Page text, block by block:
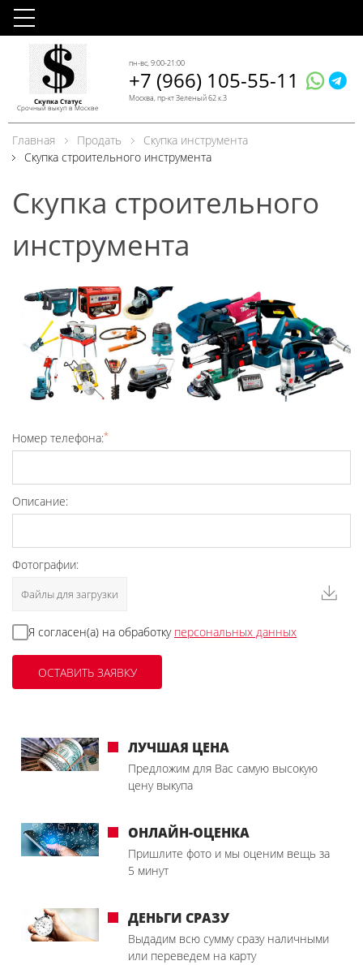
Скупка Статус
Срочный выкуп в Москве
пн-вс, 9:00-21:00
+7 (966) 105-55-11
Москва, пр-кт Зеленый 62 к.3
Главная Продать
Скупка инструмента
Скупка строительного инструмента
Скупка строительного
инструмента
Номер телефона:*
Описание:
Фотографии:
Файлы для загрузки
Я согласен(а) на обработку персональных данных
ЛУЧШАЯ ЦЕНА
Предложим для Вас самую высокую
цену выкупа
ОНЛАЙН-ОЦЕНКА
Пришлите фото и мы оценим вещь за
5 минут
ДЕНЬГИ СРАЗУ
Выдадим всю сумму сразу наличными
или переведем на карту